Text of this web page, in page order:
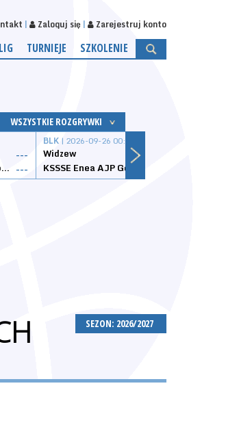
Zaloguj się Zarejestruj konto
TURNIEJE SZKOLENIE
WSZYSTKIE ROZGRYWKI
---
Datzzy Kotwica Port Kołobrzeg ---
BLK | 2026-09-26 00:00
Widzew
SEZON: 2026/2027